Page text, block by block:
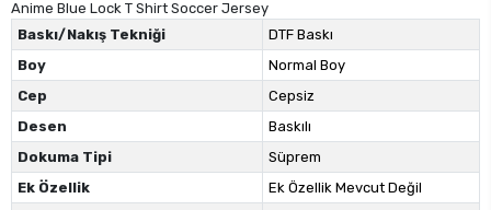
Anime Blue Lock T Shirt Soccer Jersey
Baskı/Nakış Tekniği
DTF Baskı
Boy
Normal Boy
Cep
Cepsiz
Desen
Baskılı
Dokuma Tipi
Süprem
Ek Özellik
Ek Özellik Mevcut Değil